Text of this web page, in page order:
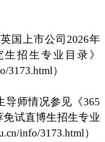
国上市公司 2026年
招生专业目录》
3173.html）
导师情况参见《365
免试直博生招生专业
info/3173.html）